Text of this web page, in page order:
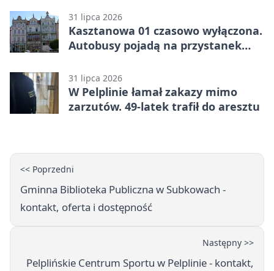
31 lipca 2026
Kasztanowa 01 czasowo wyłączona.
Autobusy pojadą na przystanek
31 lipca 2026
W Pelplinie łamał zakazy mimo
zarzutów. 49-latek trafił do aresztu
<< Poprzedni
Gminna Biblioteka Publiczna w Subkowach -
kontakt, oferta i dostępność
Następny >>
Pelplińskie Centrum Sportu w Pelplinie - kontakt,